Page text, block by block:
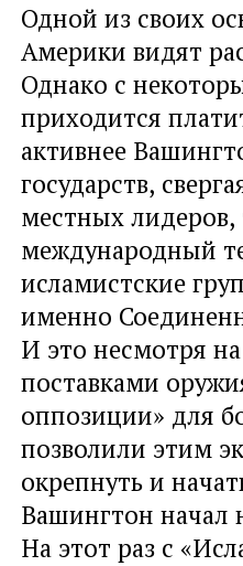
Одной из своих
Америки видят
Однако с
приходится
активнее
государств,
местных лидеров,
международный
исламистские
именно
И это несмотря
поставками
оппозиции» для
позволили этим
окрепнуть и
Вашингтон начал
На этот раз с